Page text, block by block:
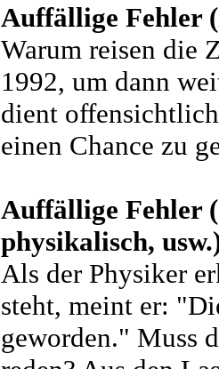
Auffällige Fehler
Warum reisen die
1992, um dann
dient
einen Chance zu
Auffällige Fehler
physikalisch,
Als der Physiker
steht, meint er:
geworden." Muss